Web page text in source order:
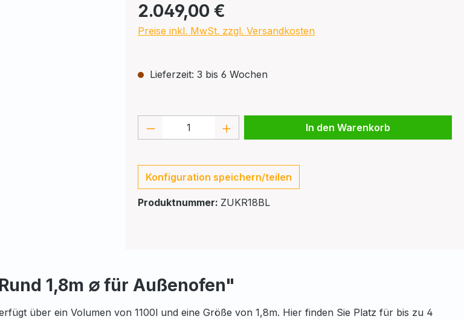
2.049,00 €
Preise inkl. MwSt. zzgl. Versandkosten
Lieferzeit: 3 bis 6 Wochen
Produkt Anzahl: Gib den gewünschten Wert
In den Warenkorb
Konfiguration speichern/teilen
Produktnummer: ZUKR18BL
1,8m ∅ für Außenofen"
über ein Volumen von 1100l und eine Größe von 1,8m. Hier finden Sie Platz für bis zu 4